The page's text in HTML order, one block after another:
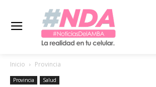
Inicio Provincia
Provincia Salud